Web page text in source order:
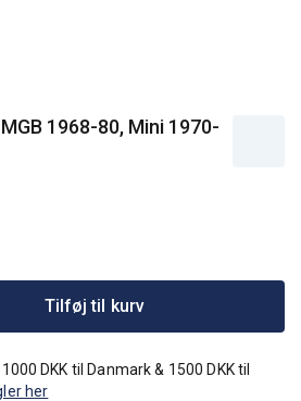
1968-80, Mini 1970-
Tilføj til kurv
DKK til Danmark & 1500 DKK til
her